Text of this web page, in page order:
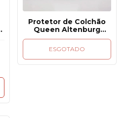
Protetor de Colchão
Queen Altenburg
Impermeável Toque
Acetinado
ESGOTADO